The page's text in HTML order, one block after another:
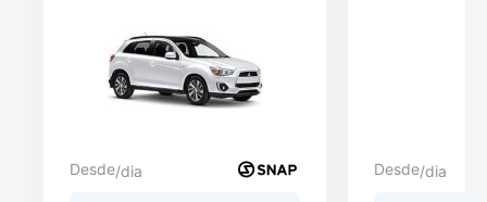
Desde/dia Desde/dia